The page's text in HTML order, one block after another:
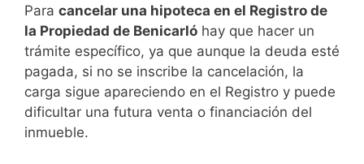
Para cancelar una hipoteca en el Registro de
la Propiedad de Benicarló hay que hacer un
trámite específico, ya que aunque la deuda esté
pagada, si no se inscribe la cancelación, la
carga sigue apareciendo en el Registro y puede
dificultar una futura venta o financiación del
inmueble.